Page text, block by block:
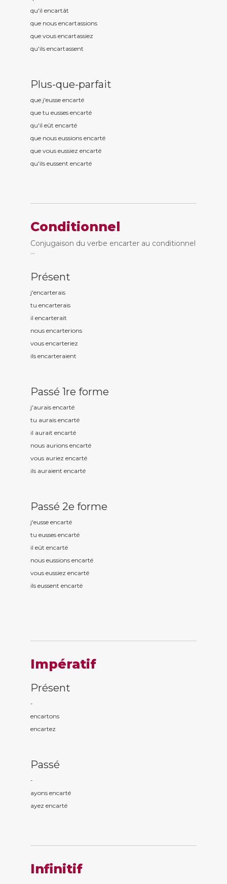
qu'il encartât
que nous encartassions
que vous encartassiez
qu'ils encartassent
Plus-que-parfait
que j'eusse encarté
que tu eusses encarté
qu'il eût encarté
que nous eussions encarté
que vous eussiez encarté
qu'ils eussent encarté
Conditionnel
Conjugaison du verbe encarter au conditionnel
...
Présent
j'encarterais
tu encarterais
il encarterait
nous encarterions
vous encarteriez
ils encarteraient
Passé 1re forme
j'aurais encarté
tu aurais encarté
il aurait encarté
nous aurions encarté
vous auriez encarté
ils auraient encarté
Passé 2e forme
j'eusse encarté
tu eusses encarté
il eût encarté
nous eussions encarté
vous eussiez encarté
ils eussent encarté
Impératif
Présent
-
encartons
encartez
Passé
-
ayons encarté
ayez encarté
Infinitif